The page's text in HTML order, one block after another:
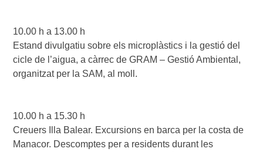
10.00 h a 13.00 h
Estand divulgatiu sobre els microplàstics i la gestió del
cicle de l’aigua, a càrrec de GRAM – Gestió Ambiental,
organitzat per la SAM, al moll.
10.00 h a 15.30 h
Creuers Illa Balear. Excursions en barca per la costa de
Manacor. Descomptes per a residents durant les